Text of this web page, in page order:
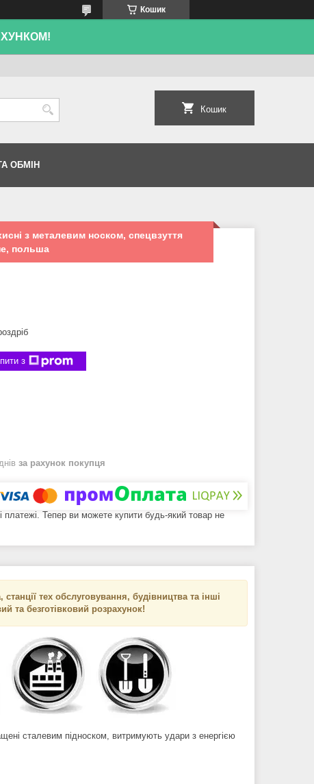
Кошик
Кошик
ОБМІН
з металевим носком, спецвзуття
польша
з
за рахунок покупця
платежі. Тепер ви можете купити будь-який товар не
тех обслуговування, будівництва та інші
та безготівковий розрахунок!
сталевим підноском, витримують удари з енергією